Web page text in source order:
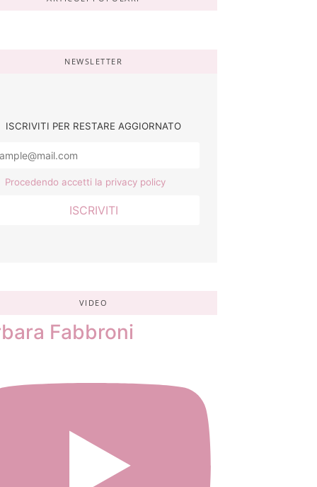
NEWSLETTER
ISCRIVITI PER RESTARE AGGIORNATO
Procedendo accetti la privacy policy
VIDEO
Fabbroni